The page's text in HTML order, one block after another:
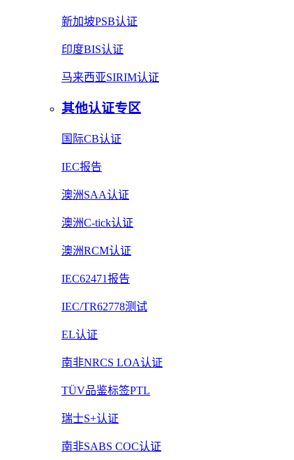
新加坡PSB认证
印度BIS认证
马来西亚SIRIM认证
其他认证专区
国际CB认证
IEC报告
澳洲SAA认证
澳洲C-tick认证
澳洲RCM认证
IEC62471报告
IEC/TR62778测试
EL认证
南非NRCS LOA认证
TÜV品鉴标签PTL
瑞士S+认证
南非SABS COC认证